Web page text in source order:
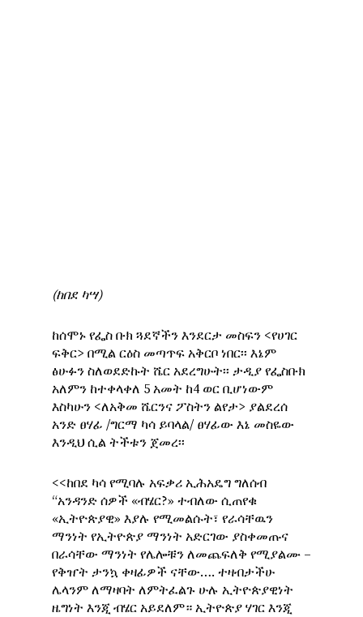
(ከበደ ካሣ)
ከሰሞኑ የፌስ ቡክ ጓደኛችን እንደርታ መስፍን <የሀገር
ፍቅር> በሚል ርዕስ መጣጥፍ አቅርቦ ነበር፡፡ እኔም
ፅሁፉን ስለወደድኩት ሼር አደረግሁት፡፡ ታዲያ የፌስቡክ
አለምን ከተቀላቀለ 5 አመት ከ4 ወር ቢሆነውም
እስካሁን <ለአቅመ ሼርንና ፖስትን ልየታ> ያልደረሰ
አንድ ፀሃፊ /ግርማ ካሳ ይባላል/ ፀሃፊው እኔ መስዬው
እንዲህ ሲል ትችቱን ጀመረ፡፡
<<ከበደ ካሳ የሚባሉ አፍቃሪ ኢሕአዴግ ግለሰብ
“አንዳንድ ሰዎች «ብሄር?» ተብለው ሲጠየቁ
«ኢትዮጵያዊ» እያሉ የሚመልሱት፣ የራሳቸዉን
ማንነት የኢትዮጵያ ማንነት አድርገው ያስቀመጡና
በራሳቸው ማንነት የሌሎቹን ለመጨፍለቅ የሚያልሙ –
የቅዠት ታንኳ ቀዛፊዎች ናቸው…. ተዛብታችሁ
ሌላንም ለማዛባት ለምትፈልጉ ሁሉ ኢትዮጵያዊነት
ዜግነት እንጂ ብሄር አይደለም። ኢትዮጵያ ሃገር እንጂ